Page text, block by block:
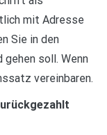
mit Adresse
Sie in den
gehen soll. Wenn
vereinbaren.